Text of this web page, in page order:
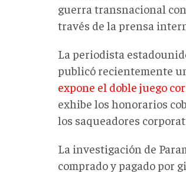
guerra transnacional
través de la prensa
La periodista
publicó recientemente
expone el doble juego
exhibe los honorarios
los saqueadores
La investigación de
comprado y pagado por